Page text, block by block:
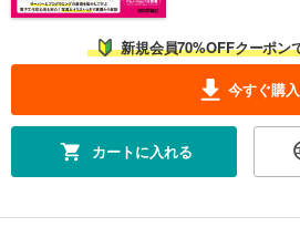
新規会員70%OFFクーポン
今すぐ購入
カートに入れる